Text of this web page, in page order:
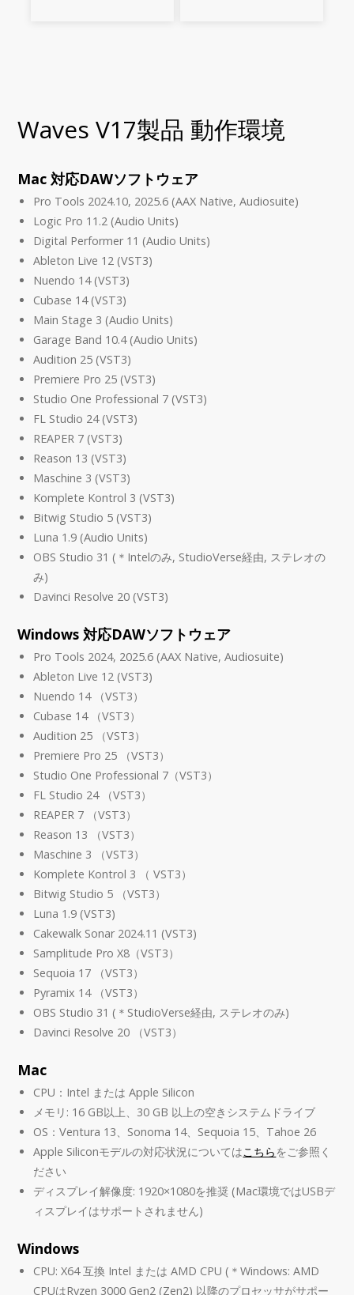
Waves V17製品 動作環境
Mac 対応DAWソフトウェア
Pro Tools 2024.10, 2025.6 (AAX Native, Audiosuite)
Logic Pro 11.2 (Audio Units)
Digital Performer 11 (Audio Units)
Ableton Live 12 (VST3)
Nuendo 14 (VST3)
Cubase 14 (VST3)
Main Stage 3 (Audio Units)
Garage Band 10.4 (Audio Units)
Audition 25 (VST3)
Premiere Pro 25 (VST3)
Studio One Professional 7 (VST3)
FL Studio 24 (VST3)
REAPER 7 (VST3)
Reason 13 (VST3)
Maschine 3 (VST3)
Komplete Kontrol 3 (VST3)
Bitwig Studio 5 (VST3)
Luna 1.9 (Audio Units)
OBS Studio 31 (＊Intelのみ, StudioVerse経由, ステレオの
み)
Davinci Resolve 20 (VST3)
Windows 対応DAWソフトウェア
Pro Tools 2024, 2025.6 (AAX Native, Audiosuite)
Ableton Live 12 (VST3)
Nuendo 14 （VST3）
Cubase 14 （VST3）
Audition 25 （VST3）
Premiere Pro 25 （VST3）
Studio One Professional 7（VST3）
FL Studio 24 （VST3）
REAPER 7 （VST3）
Reason 13 （VST3）
Maschine 3 （VST3）
Komplete Kontrol 3 （ VST3）
Bitwig Studio 5 （VST3）
Luna 1.9 (VST3)
Cakewalk Sonar 2024.11 (VST3)
Samplitude Pro X8（VST3）
Sequoia 17 （VST3）
Pyramix 14 （VST3）
OBS Studio 31 (＊StudioVerse経由, ステレオのみ)
Davinci Resolve 20 （VST3）
Mac
CPU：Intel または Apple Silicon
メモリ: 16 GB以上、30 GB 以上の空きシステムドライブ
OS：Ventura 13、Sonoma 14、Sequoia 15、Tahoe 26
Apple Siliconモデルの対応状況についてはこちらをご参照く
ださい
ディスプレイ解像度: 1920×1080を推奨 (Mac環境ではUSBデ
ィスプレイはサポートされません)
Windows
CPU: X64 互換 Intel または AMD CPU (＊Windows: AMD
CPUはRyzen 3000 Gen2 (Zen2) 以降のプロセッサがサポー